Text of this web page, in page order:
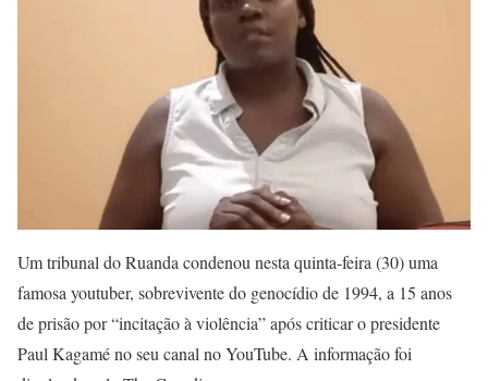
Um tribunal do Ruanda condenou nesta quinta-feira (30) uma
famosa youtuber, sobrevivente do genocídio de 1994, a 15 anos
de prisão por “incitação à violência” após criticar o presidente
Paul Kagamé no seu canal no YouTube. A informação foi